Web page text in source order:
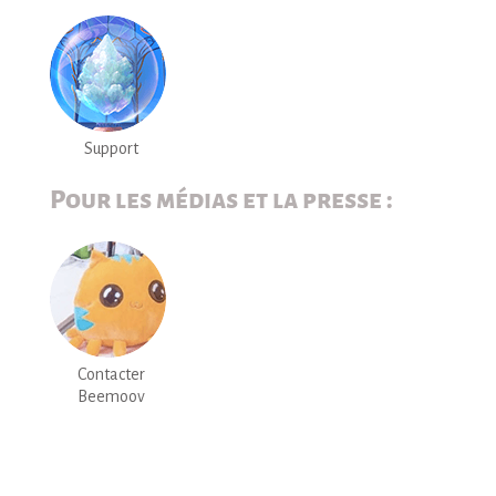
Support
Pour les médias et la presse :
Contacter
Beemoov